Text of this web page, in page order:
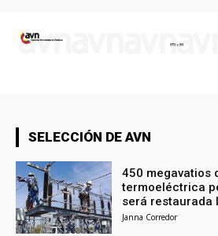
SELECCIÓN DE AVN
450 megavatios
termoeléctrica
será restaurada
Janna Corredor